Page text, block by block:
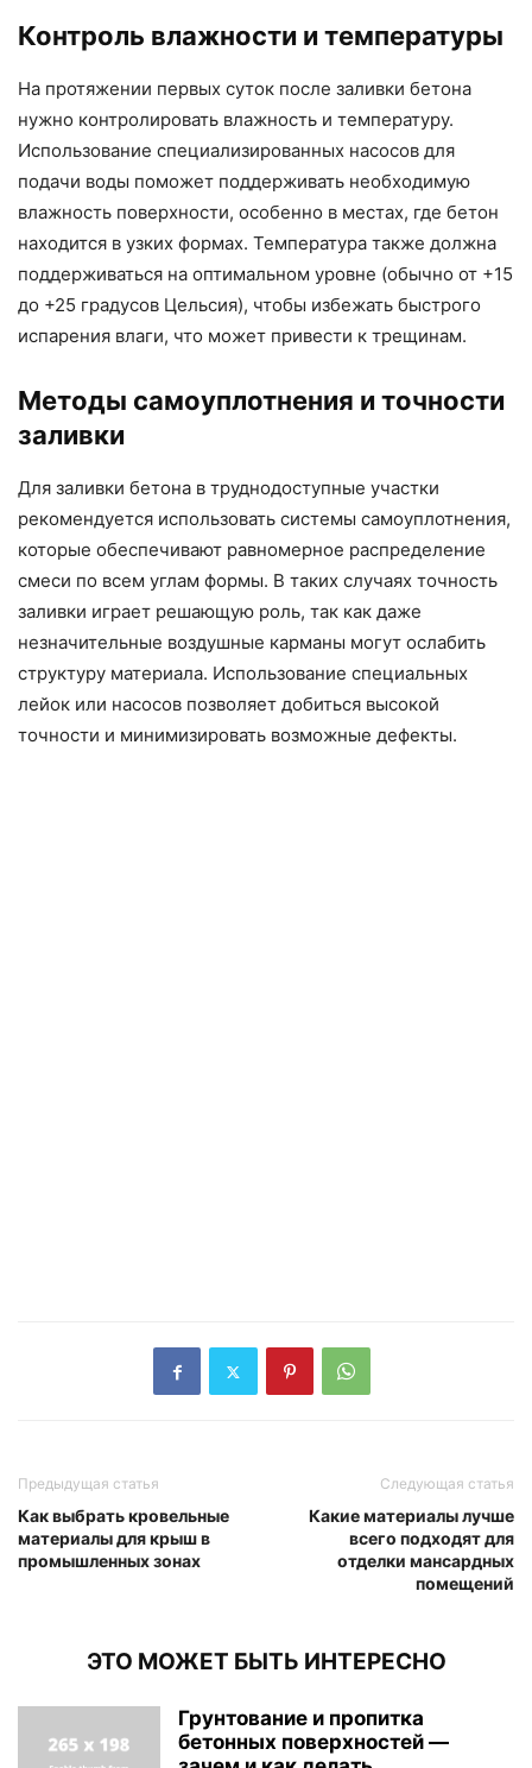
Контроль влажности и температуры
На протяжении первых суток после заливки бетона
нужно контролировать влажность и температуру.
Использование специализированных насосов для
подачи воды поможет поддерживать необходимую
влажность поверхности, особенно в местах, где бетон
находится в узких формах. Температура также должна
поддерживаться на оптимальном уровне (обычно от +15
до +25 градусов Цельсия), чтобы избежать быстрого
испарения влаги, что может привести к трещинам.
Методы самоуплотнения и точности
заливки
Для заливки бетона в труднодоступные участки
рекомендуется использовать системы самоуплотнения,
которые обеспечивают равномерное распределение
смеси по всем углам формы. В таких случаях точность
заливки играет решающую роль, так как даже
незначительные воздушные карманы могут ослабить
структуру материала. Использование специальных
лейок или насосов позволяет добиться высокой
точности и минимизировать возможные дефекты.
Предыдущая статья
Как выбрать кровельные
материалы для крыш в
промышленных зонах
Следующая статья
Какие материалы лучше
всего подходят для
отделки мансардных
помещений
ЭТО МОЖЕТ БЫТЬ ИНТЕРЕСНО
Грунтование и пропитка
бетонных поверхностей —